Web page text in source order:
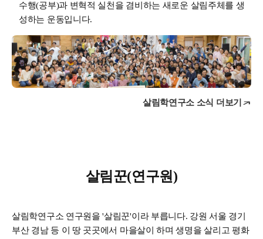
수행(공부)과 변혁적 실천을 겸비하는 새로운 살림주체를 생
성하는 운동입니다.
살림학연구소 소식 더보기
살림꾼(연구원)
살림학연구소 연구원을 '살림꾼'이라 부릅니다. 강원 서울 경기
부산 경남 등 이 땅 곳곳에서 마을살이 하며 생명을 살리고 평화